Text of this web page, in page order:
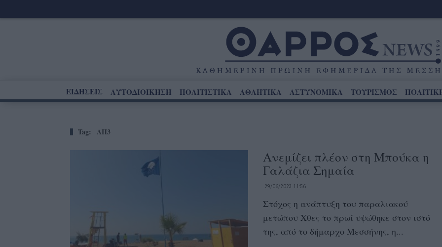
ΕΙΔΗΣΕΙΣ ΑΥΤΟΔΙΟΙΚΗΣΗ ΠΟΛΙΤΙΣΤΙΚΑ ΑΘΛΗΤΙΚΑ ΑΣΤΥΝΟΜΙΚΑ ΤΟΥΡΙΣΜΟΣ
Tag: ΛΠ3
Ανεμίζει πλέον στη Μπούκα η
Γαλάζια Σημαία
29/06/2023 11:56
Στόχος η ανάπτυξη του παραλιακού
μετώπου Χθες το πρωί υψώθηκε στον ιστό
της, από το δήμαρχο Μεσσήνης, η...